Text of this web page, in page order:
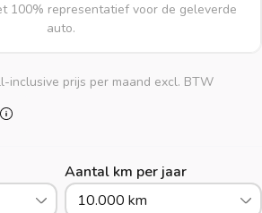
100% representatief voor de geleverde
auto.
inclusive prijs per maand excl. BTW
Aantal km per jaar
10.000 km